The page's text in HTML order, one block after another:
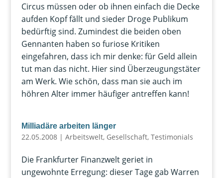
Circus müssen oder ob ihnen einfach die Decke
aufden Kopf fällt und sieder Droge Publikum
bedürftig sind. Zumindest die beiden oben
Gennanten haben so furiose Kritiken
eingefahren, dass ich mir denke: für Geld allein
tut man das nicht. Hier sind Überzeugungstäter
am Werk. Wie schön, dass man sie auch im
höhren Alter immer häufiger antreffen kann!
Milliadäre arbeiten länger
22.05.2008| Arbeitswelt, Gesellschaft, Testimonials
Die Frankfurter Finanzwelt geriet in
ungewohnte Erregung: dieser Tage gab Warren